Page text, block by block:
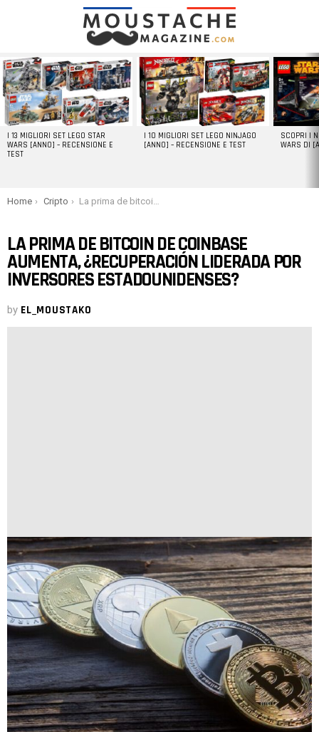
LATEST
STORIES
I 13 MIGLIORI SET LEGO STAR
WARS [ANNO] – RECENSIONE E
TEST
I 10 MIGLIORI SET LEGO NINJAGO
[ANNO] – RECENSIONE E TEST
SCOPRI I
WARS DI
You are here:
Home Cripto La prima de bitcoin de Coinbase aumenta, ¿recuperación liderada por inversores estadounidenses?
LA PRIMA DE BITCOIN DE COINBASE
AUMENTA, ¿RECUPERACIÓN LIDERADA POR
INVERSORES ESTADOUNIDENSES?
by EL_MOUSTAKO